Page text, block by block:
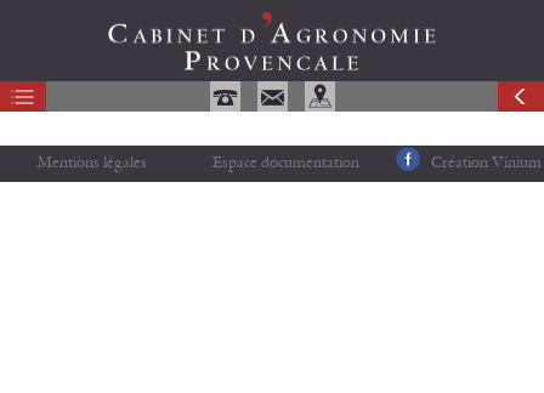
Mentions légales Espace documentation Création Vinium